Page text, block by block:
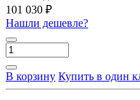
101 030 ₽
Нашли дешевле?
В корзину Купить в один